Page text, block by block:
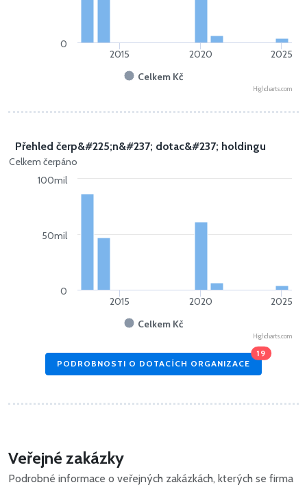
Celkem Kč
2020
2015 2025
0
Highcharts.com
Celkem čerpáno
Přehled čerp&#225;n&#237; dotac&#237; holdingu
Celkem Kč
2020
2015 2025
0
50mil
100mil
Highcharts.com
PODROBNOSTI O DOTACÍCH ORGANIZACE
19
Veřejné zakázky
Podrobné informace o veřejných zakázkách, kterých se firma